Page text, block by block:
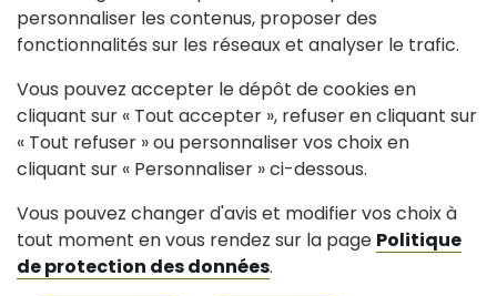
personnaliser les contenus, proposer des
fonctionnalités sur les réseaux et analyser le trafic.
Vous pouvez accepter le dépôt de cookies en
cliquant sur « Tout accepter », refuser en cliquant sur
« Tout refuser » ou personnaliser vos choix en
cliquant sur « Personnaliser » ci-dessous.
Vous pouvez changer d'avis et modifier vos choix à
tout moment en vous rendez sur la page Politique
de protection des données.
Bulletin annuel 1985